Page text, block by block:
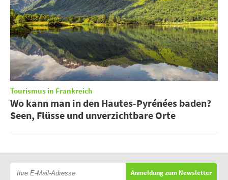
Tourismus in Frankreich
Wo kann man in den Hautes-Pyrénées baden?
Seen, Flüsse und unverzichtbare Orte
Anmeldung zum Newsletter